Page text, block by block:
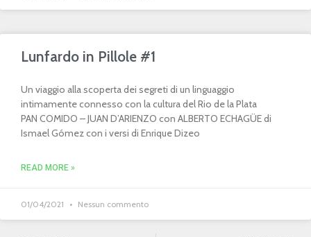
Lunfardo in Pillole #1
Un viaggio alla scoperta dei segreti di un linguaggio
intimamente connesso con la cultura del Rio de la Plata
PAN COMIDO – JUAN D’ARIENZO con ALBERTO ECHAGÜE di
Ismael Gómez con i versi di Enrique Dizeo
READ MORE »
01/04/2021 Nessun commento